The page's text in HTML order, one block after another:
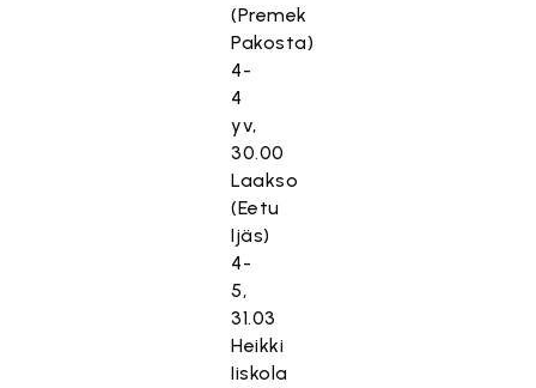
(Premek
Pakosta)
4-
4
yv,
30.00
Laakso
(Eetu
Ijäs)
4-
5,
31.03
Heikki
Iiskola